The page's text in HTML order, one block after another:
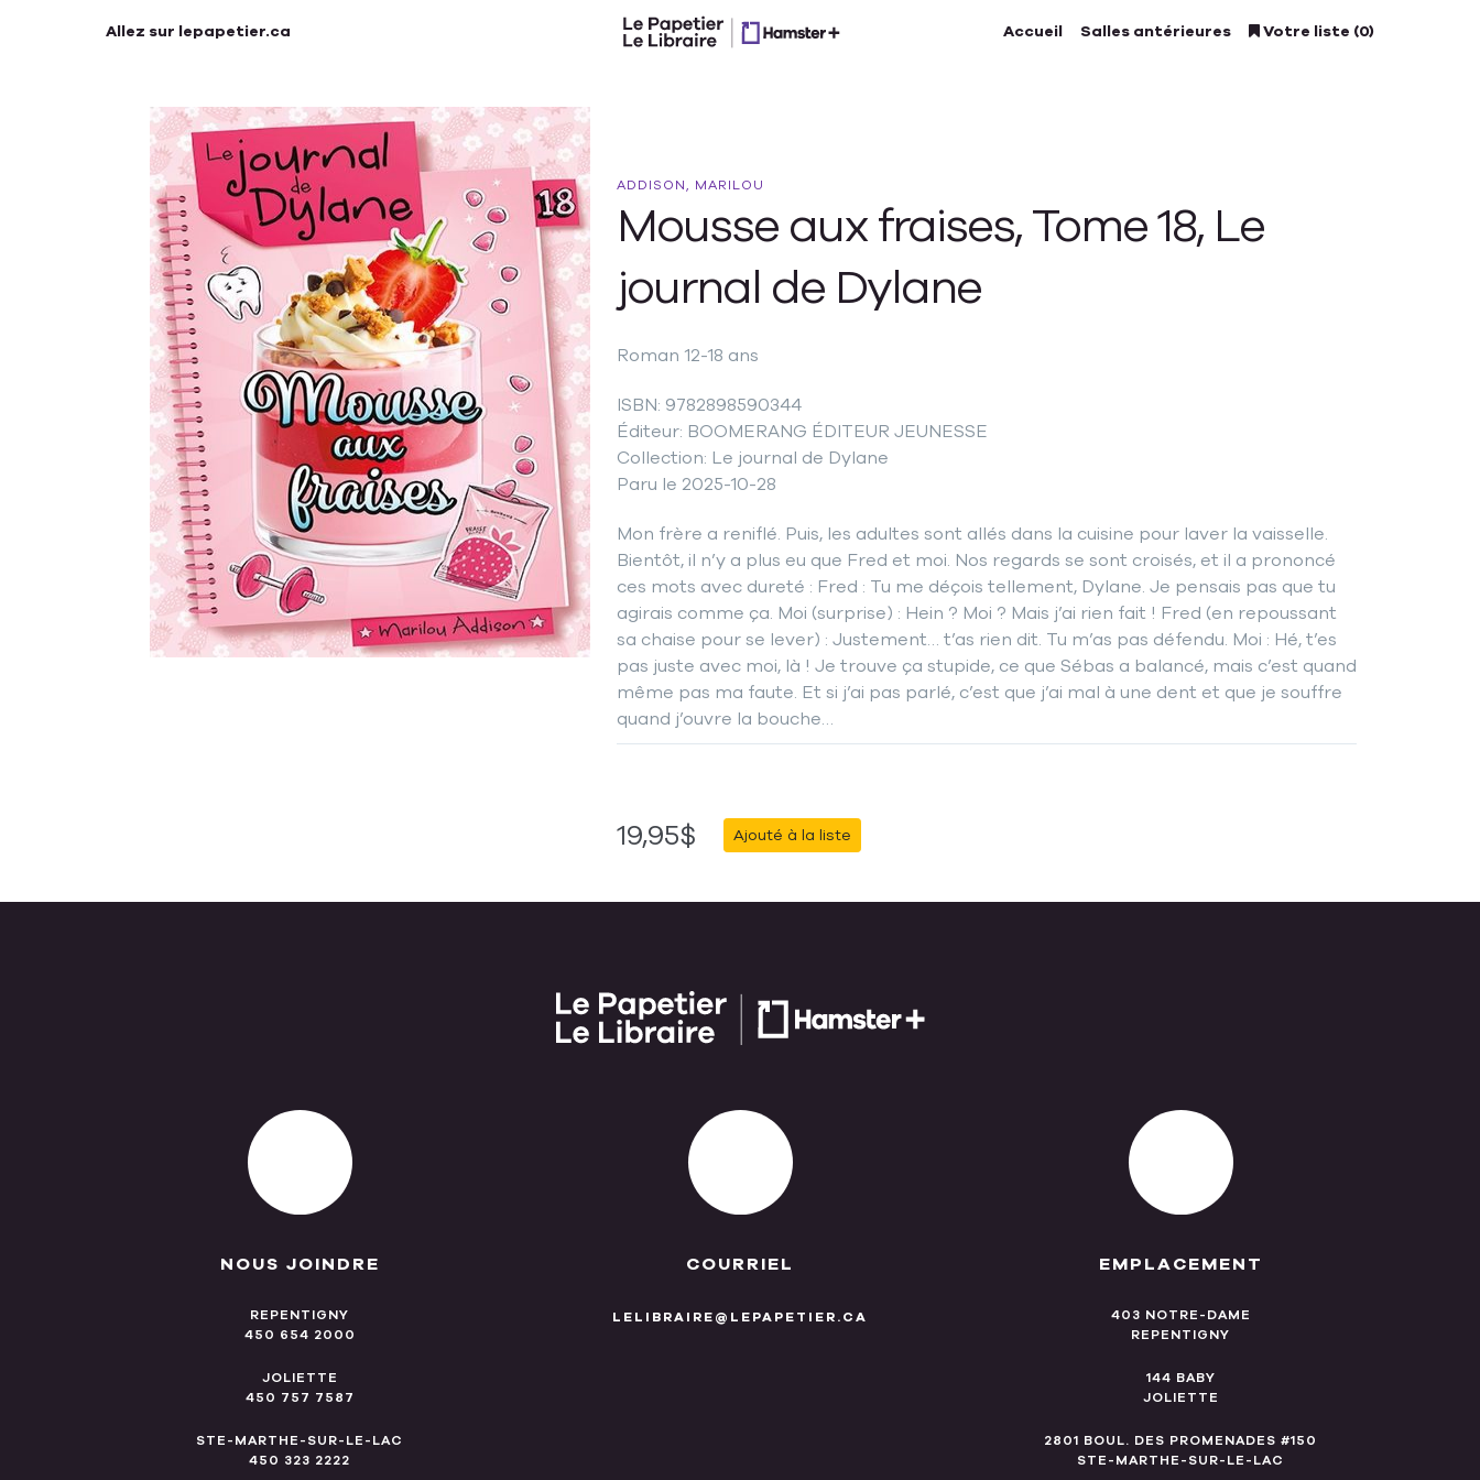
Allez sur lepapetier.ca Accueil Salles antérieures Votre liste (0)
ADDISON, MARILOU
Mousse aux fraises, Tome 18, Le
journal de Dylane
Roman 12-18 ans
ISBN: 9782898590344
Éditeur: BOOMERANG ÉDITEUR JEUNESSE
Collection: Le journal de Dylane
Paru le 2025-10-28
Mon frère a reniflé. Puis, les adultes sont allés dans la cuisine pour laver la vaisselle.
Bientôt, il n’y a plus eu que Fred et moi. Nos regards se sont croisés, et il a prononcé
ces mots avec dureté : Fred : Tu me déçois tellement, Dylane. Je pensais pas que tu
agirais comme ça. Moi (surprise) : Hein ? Moi ? Mais j’ai rien fait ! Fred (en repoussant
sa chaise pour se lever) : Justement… t’as rien dit. Tu m’as pas défendu. Moi : Hé, t’es
pas juste avec moi, là ! Je trouve ça stupide, ce que Sébas a balancé, mais c’est quand
même pas ma faute. Et si j’ai pas parlé, c’est que j’ai mal à une dent et que je souffre
quand j’ouvre la bouche…
19,95$ Ajouté à la liste
NOUS JOINDRE
REPENTIGNY
450 654 2000
JOLIETTE
450 757 7587
STE-MARTHE-SUR-LE-LAC
450 323 2222
COURRIEL
LELIBRAIRE@LEPAPETIER.CA
EMPLACEMENT
403 NOTRE-DAME
REPENTIGNY
144 BABY
JOLIETTE
2801 BOUL. DES PROMENADES #150
STE-MARTHE-SUR-LE-LAC